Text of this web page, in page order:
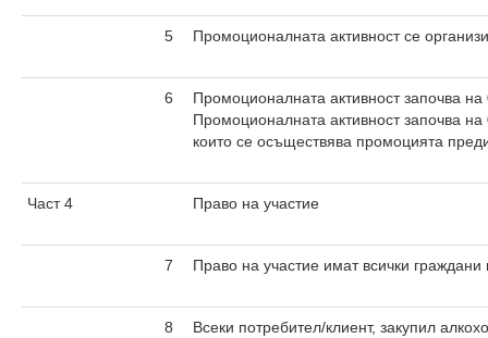
5 Промоционалната активност се
6
Промоционалната активност започва
Промоционалната активност започва
които се осъществява промоцията
Част 4 Право на участие
7 Право на участие имат всички
8 Всеки потребител/клиент, закупил